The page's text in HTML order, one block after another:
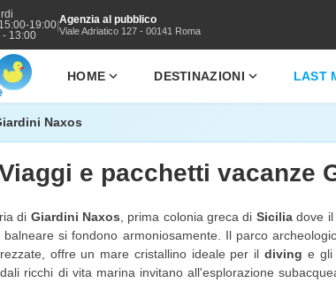
19:00
- 13:00
|Agenzia al pubblico
Viale Adriatico 127 - 00141 Roma
HOME expand_more DESTINAZIONI expand_more LAST
Naxos
e pacchetti vacanze
di Giardini Naxos , prima colonia greca di Siciliadove il
si fondono armoniosamente. Il parco
offre un mare cristallino ideale per ildiving e gli
ricchi di vita marina invitano all'esplorazione